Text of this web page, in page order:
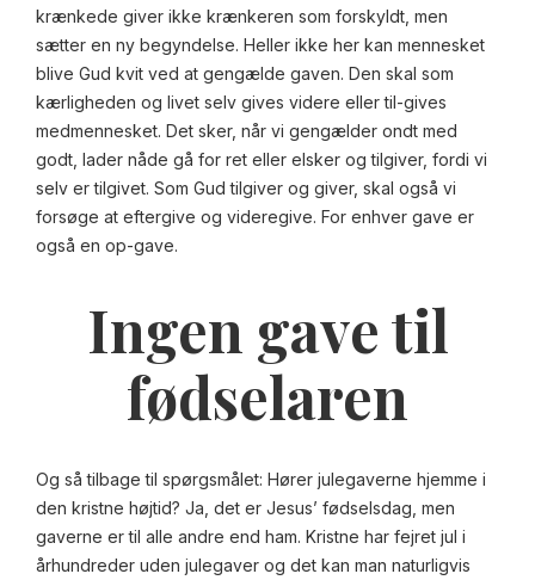
krænkede giver ikke krænkeren som forskyldt, men
sætter en ny begyndelse. Heller ikke her kan mennesket
blive Gud kvit ved at gengælde gaven. Den skal som
kærligheden og livet selv gives videre eller til-gives
medmennesket. Det sker, når vi gengælder ondt med
godt, lader nåde gå for ret eller elsker og tilgiver, fordi vi
selv er tilgivet. Som Gud tilgiver og giver, skal også vi
forsøge at eftergive og videregive. For enhver gave er
også en op-gave.
Ingen gave til
fødselaren
Og så tilbage til spørgsmålet: Hører julegaverne hjemme i
den kristne højtid? Ja, det er Jesus’ fødselsdag, men
gaverne er til alle andre end ham. Kristne har fejret jul i
århundreder uden julegaver og det kan man naturligvis